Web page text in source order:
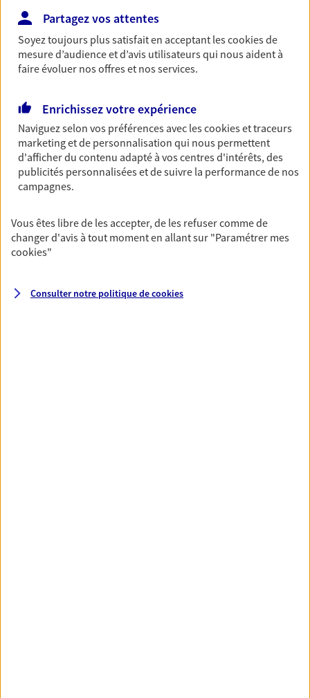
Réalisez vos projets grâce à votre épargne : achat
immobilier, études des enfants ou voyage autour
du monde… Épargnez à votre rythme et
simplement, selon votre profil.
Préparez sereinement ce nouveau chapitre de
votre vie avec les conseils d'un expert. Découvrez
notre solution PER (Plan Epargne Retraite)
spécialement conçue pour la retraite.
Couvrez vos dépenses de santé ainsi que celles de
votre famille avec la complémentaire santé qui
vous ressemble.
Prévoyance
Partagez vos attentes
Soyez toujours plus satisfait en acceptant lescookiesde
mesure d’audience et d’avis utilisateurs qui nous aident à
faire évoluer nos offres et nos services.
Enrichissez votre expérience
Naviguez selon vos préférences avec lescookies et traceurs
marketing et de personnalisation qui nous permettent
d'afficher du contenu adapté à vos centres d'intérêts, des
publicités personnalisées et de suivre la performance de nos
campagnes.
Vous êtes libre de les accepter, de les refuser comme de
changer d'avis à tout moment en allant sur "Paramétrer mes
cookies"
Consulter notre politique decookies